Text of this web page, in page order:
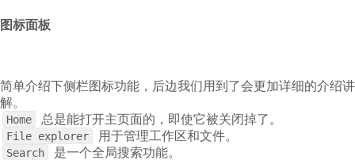
图标面板
简单介绍下侧栏图标功能，后边我们用到了会更加详细的介绍讲
解。
Home 总是能打开主页面的，即使它被关闭掉了。
File explorer 用于管理工作区和文件。
Search 是一个全局搜索功能。